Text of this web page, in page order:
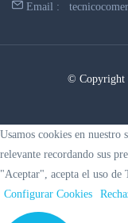
Email :
© Copyright
Usamos cookies en
relevante recordando sus
"Aceptar", acepta el uso de
Configurar Cookies